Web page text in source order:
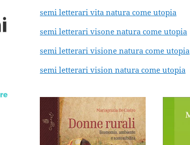
semi letterari vita natura come utopia
semi letterari visone natura come utopia
semi letterari visione natura come utopia
semi letterari vision natura come utopia